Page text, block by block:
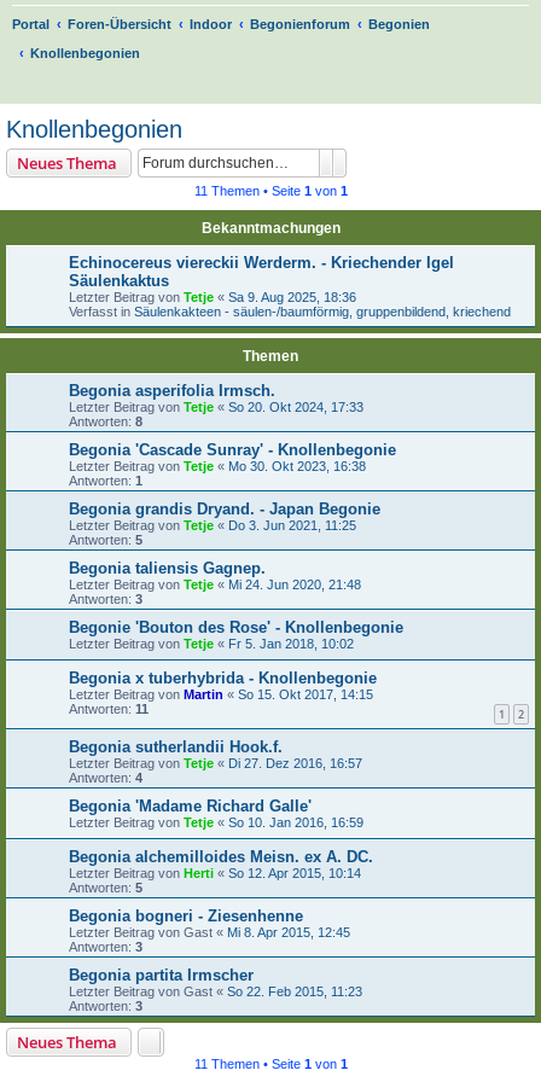
Portal Foren-Übersicht Indoor Begonienforum
Begonien
Knollenbegonien
Knollenbegonien
Neues Thema
11 Themen • Seite 1von 1
Bekanntmachungen
Echinocereus viereckii Werderm. - Kriechender Igel
Säulenkaktus
Letzter Beitrag von Tetje « Sa 9. Aug 2025, 18:36
Verfasst in Säulenkakteen - säulen-/baumförmig, gruppenbildend, kriechend
Themen
Begonia asperifolia Irmsch.
Letzter Beitrag von Tetje « So 20. Okt 2024, 17:33
Antworten: 8
Begonia 'Cascade Sunray' - Knollenbegonie
Letzter Beitrag von Tetje « Mo 30. Okt 2023, 16:38
Antworten: 1
Begonia grandis Dryand. - Japan Begonie
Letzter Beitrag von Tetje « Do 3. Jun 2021, 11:25
Antworten: 5
Begonia taliensis Gagnep.
Letzter Beitrag von Tetje « Mi 24. Jun 2020, 21:48
Antworten: 3
Begonie 'Bouton des Rose' - Knollenbegonie
Letzter Beitrag von Tetje « Fr 5. Jan 2018, 10:02
Begonia x tuberhybrida - Knollenbegonie
Letzter Beitrag von Martin « So 15. Okt 2017, 14:15
Antworten: 11 1 2
Begonia sutherlandii Hook.f.
Letzter Beitrag von Tetje « Di 27. Dez 2016, 16:57
Antworten: 4
Begonia 'Madame Richard Galle'
Letzter Beitrag von Tetje « So 10. Jan 2016, 16:59
Begonia alchemilloides Meisn. ex A. DC.
Letzter Beitrag von Herti « So 12. Apr 2015, 10:14
Antworten: 5
Begonia bogneri - Ziesenhenne
Letzter Beitrag von Gast « Mi 8. Apr 2015, 12:45
Antworten: 3
Begonia partita Irmscher
Letzter Beitrag von Gast « So 22. Feb 2015, 11:23
Antworten: 3
Neues Thema
11 Themen • Seite 1von 1